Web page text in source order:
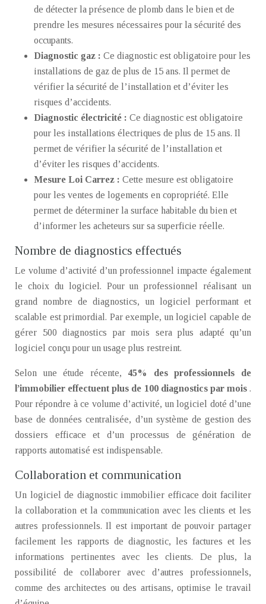
de détecter la présence de plomb dans le bien et de
prendre les mesures nécessaires pour la sécurité des
occupants.
Diagnostic gaz : Ce diagnostic est obligatoire pour les
installations de gaz de plus de 15 ans. Il permet de
vérifier la sécurité de l’installation et d’éviter les
risques d’accidents.
Diagnostic électricité : Ce diagnostic est obligatoire
pour les installations électriques de plus de 15 ans. Il
permet de vérifier la sécurité de l’installation et
d’éviter les risques d’accidents.
Mesure Loi Carrez : Cette mesure est obligatoire
pour les ventes de logements en copropriété. Elle
permet de déterminer la surface habitable du bien et
d’informer les acheteurs sur sa superficie réelle.
Nombre de diagnostics effectués
Le volume d’activité d’un professionnel impacte également
le choix du logiciel. Pour un professionnel réalisant un
grand nombre de diagnostics, un logiciel performant et
scalable est primordial. Par exemple, un logiciel capable de
gérer 500 diagnostics par mois sera plus adapté qu’un
logiciel conçu pour un usage plus restreint.
Selon une étude récente, 45% des professionnels de
l’immobilier effectuent plus de 100 diagnostics par mois .
Pour répondre à ce volume d’activité, un logiciel doté d’une
base de données centralisée, d’un système de gestion des
dossiers efficace et d’un processus de génération de
rapports automatisé est indispensable.
Collaboration et communication
Un logiciel de diagnostic immobilier efficace doit faciliter
la collaboration et la communication avec les clients et les
autres professionnels. Il est important de pouvoir partager
facilement les rapports de diagnostic, les factures et les
informations pertinentes avec les clients. De plus, la
possibilité de collaborer avec d’autres professionnels,
comme des architectes ou des artisans, optimise le travail